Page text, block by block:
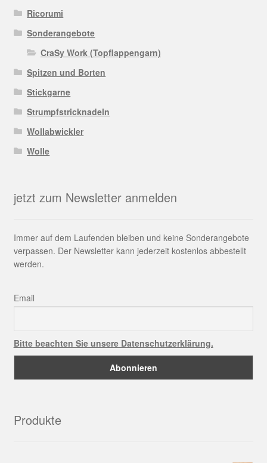
Ricorumi
Sonderangebote
CraSy Work (Topflappengarn)
Spitzen und Borten
Stickgarne
Strumpfstricknadeln
Wollabwickler
Wolle
jetzt zum Newsletter anmelden
Immer auf dem Laufenden bleiben und keine Sonderangebote
verpassen. Der Newsletter kann jederzeit kostenlos abbestellt
werden.
Email
Bitte beachten Sie unsere Datenschutzerklärung.
Produkte